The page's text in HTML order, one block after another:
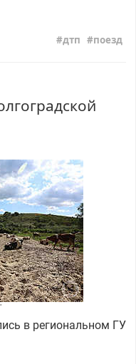
дтп поезд
в региональном ГУ